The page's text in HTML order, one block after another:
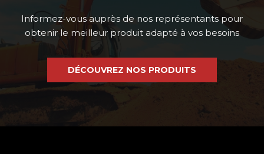
Informez-vous auprès de nos représentants pour
obtenir le meilleur produit adapté à vos besoins
DÉCOUVREZ NOS PRODUITS